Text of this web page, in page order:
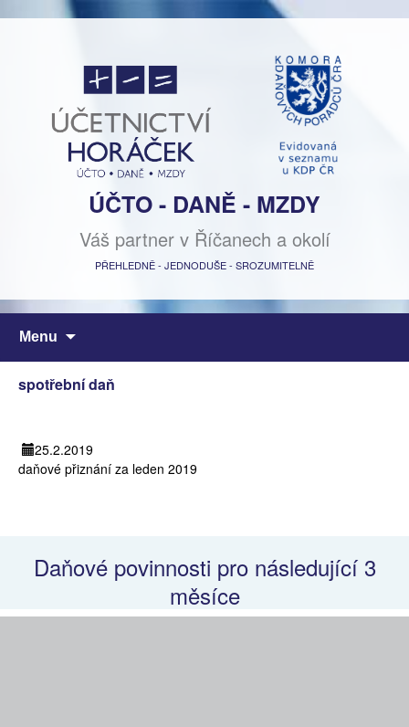
ÚČTO - DANĚ - MZDY
Váš partner v Říčanech a okolí
PŘEHLEDNĚ - JEDNODUŠE - SROZUMITELNĚ
Menu
obsahu
webu
spotřební daň
25.2.2019
daňové přiznání za leden 2019
Daňové povinnosti pro následující 3
měsíce